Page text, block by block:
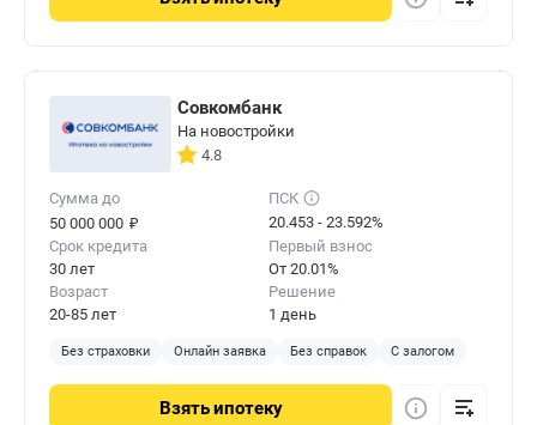
Совкомбанк
На новостройки
4.8
Сумма до
50 000 000 ₽
ПСК
20.453 - 23.592%
Срок кредита
30 лет
Первый взнос
От 20.01%
Возраст
20-85 лет
Решение
1 день
Без страховки Онлайн заявка Без справок С залогом
Взятьипотеку